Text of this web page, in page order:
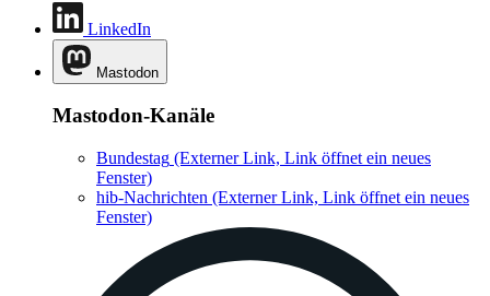
LinkedIn
Mastodon
Mastodon-Kanäle
Bundestag (Externer Link, Link öffnet ein neues
Fenster)
hib-Nachrichten (Externer Link, Link öffnet ein neues
Fenster)